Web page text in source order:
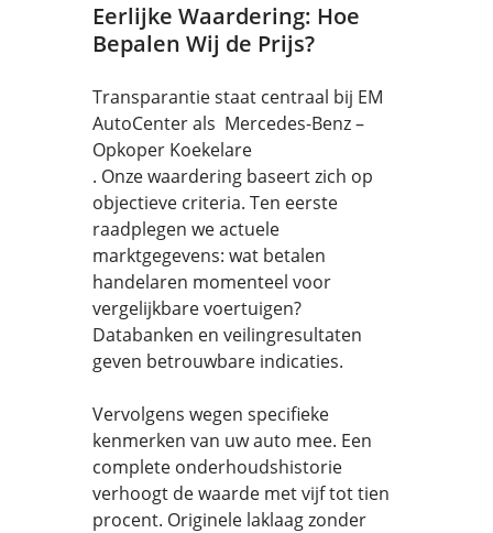
Eerlijke Waardering: Hoe
Bepalen Wij de Prijs?
Transparantie staat centraal bij EM
AutoCenter als Mercedes-Benz –
Opkoper Koekelare
. Onze waardering baseert zich op
objectieve criteria. Ten eerste
raadplegen we actuele
marktgegevens: wat betalen
handelaren momenteel voor
vergelijkbare voertuigen?
Databanken en veilingresultaten
geven betrouwbare indicaties.
Vervolgens wegen specifieke
kenmerken van uw auto mee. Een
complete onderhoudshistorie
verhoogt de waarde met vijf tot tien
procent. Originele laklaag zonder